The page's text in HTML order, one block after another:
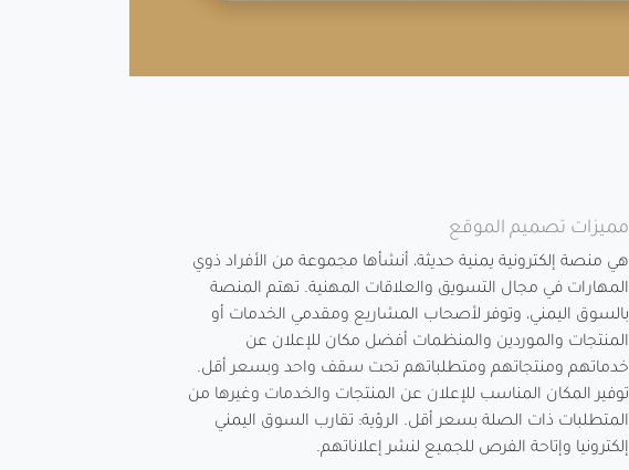
مميزات تصميم الموقع
هي منصة إلكترونية يمنية حديثة، أنشأها مجموعة من الأفراد ذوي
المهارات في مجال التسويق والعلاقات المهنية. تهتم المنصة
بالسوق اليمني، وتوفر لأصحاب المشاريع ومقدمي الخدمات أو
المنتجات والموردين والمنظمات أفضل مكان للإعلان عن
خدماتهم ومنتجاتهم ومتطلباتهم تحت سقف واحد وبسعر أقل.
توفير المكان المناسب للإعلان عن المنتجات والخدمات وغيرها من
المتطلبات ذات الصلة بسعر أقل. الرؤية: تقارب السوق اليمني
إلكترونيا وإتاحة الفرص للجميع لنشر إعلاناتهم.